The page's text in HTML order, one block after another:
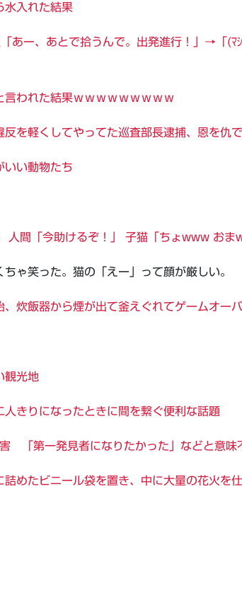
水入れた結果
あー、あとで拾うんで。出発進行！」→「(ﾏｼ
われた結果ｗｗｗｗｗｗｗｗｗ
反を軽くしてやってた巡査部長逮捕、恩を仇
いい動物たち
人間「今助けるぞ！」 子猫「ちょwww おま
ゃ笑った。猫の「えー」って顔が厳しい。
炊飯器から煙が出て釜えぐれてゲームオー
観光地
きりになったときに間を繋ぐ便利な話題
「第一発見者になりたかった」などと意味
めたビニール袋を置き、中に大量の花火を